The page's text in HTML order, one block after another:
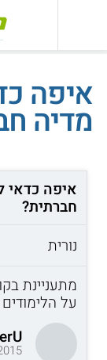
איפה
מדיה
איפה כדאי
חברתית?
נורית
מתעניינת
על הלימודים